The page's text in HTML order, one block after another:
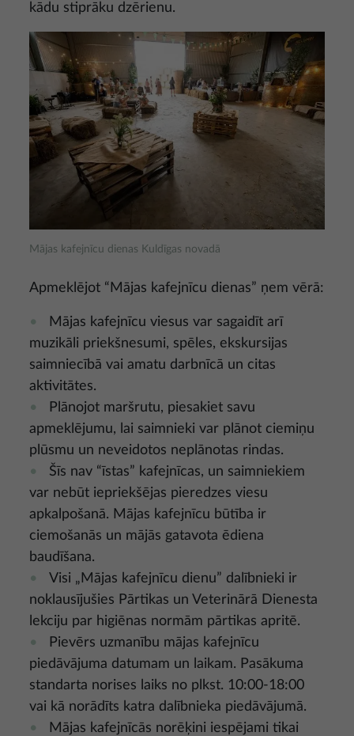
kādu stiprāku dzērienu.
Attēls
Mājas kafejnīcu dienas Kuldīgas novadā
Apmeklējot “Mājas kafejnīcu dienas” ņem vērā:
Mājas kafejnīcu viesus var sagaidīt arī
muzikāli priekšnesumi, spēles, ekskursijas
saimniecībā vai amatu darbnīcā un citas
aktivitātes.
Plānojot maršrutu, piesakiet savu
apmeklējumu, lai saimnieki var plānot ciemiņu
plūsmu un neveidotos neplānotas rindas.
Šīs nav “īstas” kafejnīcas, un saimniekiem
var nebūt iepriekšējas pieredzes viesu
apkalpošanā. Mājas kafejnīcu būtība ir
ciemošanās un mājās gatavota ēdiena
baudīšana.
Visi „Mājas kafejnīcu dienu” dalībnieki ir
noklausījušies Pārtikas un Veterinārā Dienesta
lekciju par higiēnas normām pārtikas apritē.
Pievērs uzmanību mājas kafejnīcu
piedāvājuma datumam un laikam. Pasākuma
standarta norises laiks no plkst. 10:00-18:00
vai kā norādīts katra dalībnieka piedāvājumā.
Mājas kafejnīcās norēķini iespējami tikai